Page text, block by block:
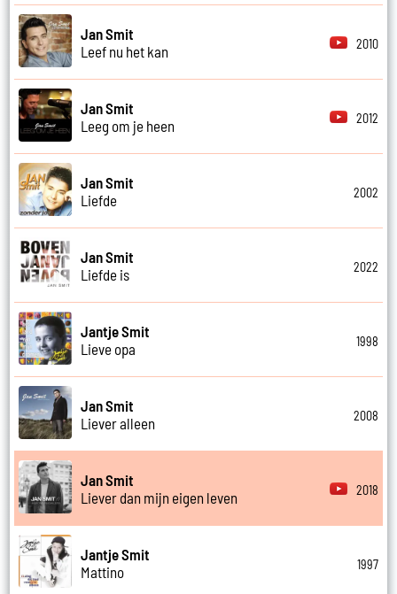
Jan Smit
Leef nu het kan
2010
Jan Smit
Leeg om je heen
2012
Jan Smit
Liefde
2002
Jan Smit
Liefde is
2022
Jantje Smit
Lieve opa
1998
Jan Smit
Liever alleen
2008
Jan Smit
Liever dan mijn eigen leven
2018
Jantje Smit
Mattino
1997